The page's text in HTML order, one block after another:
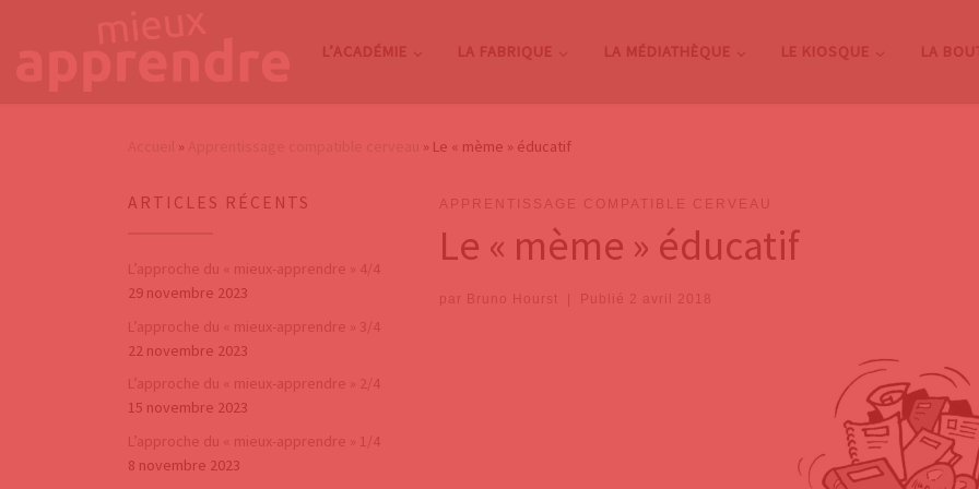
L’ACADÉMIE LA FABRIQUE LA MÉDIATHÈQUE LE KIOSQUE LA
» » Le « mème » éducatif
APPRENTISSAGE COMPATIBLE CERVEAU
Le « mème » éducatif
par Bruno Hourst | Publié 2 avril 2018
ARTICLES RÉCENTS
L’approche du « mieux-apprendre » 4/4
29 novembre 2023
L’approche du « mieux-apprendre » 3/4
22 novembre 2023
L’approche du « mieux-apprendre » 2/4
15 novembre 2023
L’approche du « mieux-apprendre » 1/4
8 novembre 2023